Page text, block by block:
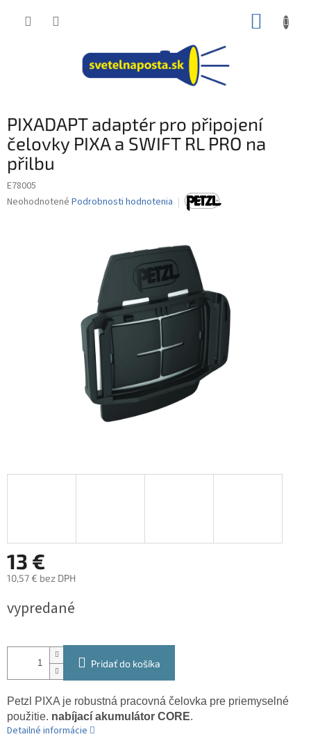
PIXADAPT adaptér pro připojení
čelovky PIXA a SWIFT RL PRO na
přilbu
E78005
Priemerné
Neohodnotené Podrobnosti hodnotenia
13 €
10,57 € bez DPH
cena:
vypredané
Pridať do košíka
Petzl PIXA je robustná pracovná čelovka pre priemyselné
použitie. nabíjací akumulátor CORE.
Detailné informácie